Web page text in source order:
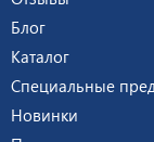
Блог
Каталог
Специальные
Новинки